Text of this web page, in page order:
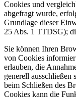
Cookies und
abgefragt wurde,
Grundlage dieser
25 Abs. 1 TTDSG);
Sie können Ihren
von Cookies
erlauben, die
generell ausschließen
beim Schließen des
Cookies kann die